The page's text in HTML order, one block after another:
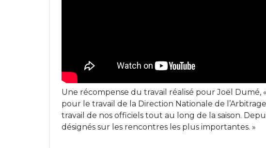
Une récompense du travail réalisé pour Joël Dumé,
pour le travail de la Direction Nationale de
travail de nos officiels tout au long de la saison.
désignés sur les rencontres les plus importantes. »